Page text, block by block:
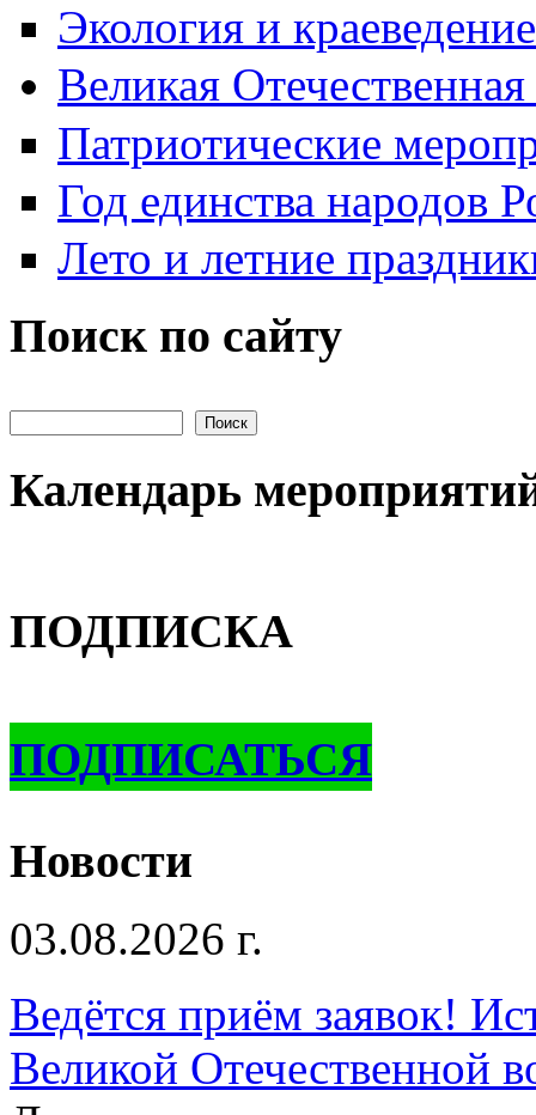
Экология и краеведение
Великая
Патриотические
Год единства народов
Лето и летние
Поиск по сайту
Календарь
ПОДПИСКА
ПОДПИСАТЬСЯ
Новости
03.08.2026 г.
Ведётся приём заявок!
Великой Отечественной